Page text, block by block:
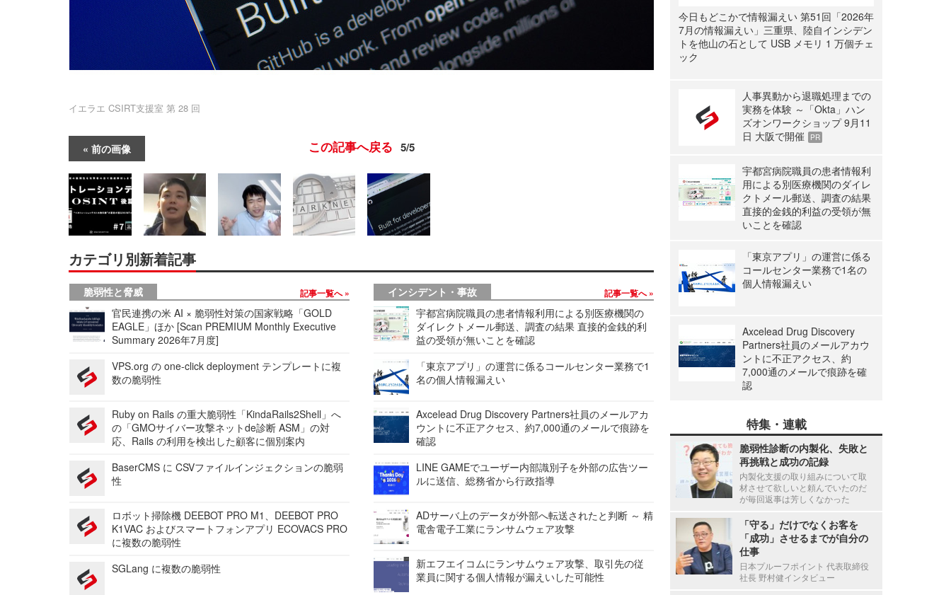
イエラエ CSIRT支援室 第 28 回
前の画像 この記事へ戻る 5/5
カテゴリ別新着記事
脆弱性と脅威 記事一覧へ
官民連携の米 AI × 脆弱性対策の国家戦略「GOLD
EAGLE」ほか [Scan PREMIUM Monthly Executive
Summary 2026年7月度]
VPS.org の one-click deployment テンプレートに複
数の脆弱性
Ruby on Rails の重大脆弱性「KindaRails2Shell」へ
の「GMOサイバー攻撃ネットde診断 ASM」の対
応、Rails の利用を検出した顧客に個別案内
BaserCMS に CSVファイルインジェクションの脆弱
性
ロボット掃除機 DEEBOT PRO M1、DEEBOT PRO
K1VAC およびスマートフォンアプリ ECOVACS PRO
に複数の脆弱性
SGLang に複数の脆弱性
インシデント・事故 記事一覧へ
宇都宮病院職員の患者情報利用による別医療機関の
ダイレクトメール郵送、調査の結果 直接的金銭的利
益の受領が無いことを確認
「東京アプリ」の運営に係るコールセンター業務で1
名の個人情報漏えい
Axcelead Drug Discovery Partners社員のメールアカ
ウントに不正アクセス、約7,000通のメールで痕跡を
確認
LINE GAMEでユーザー内部識別子を外部の広告ツー
ルに送信、総務省から行政指導
ADサーバ上のデータが外部へ転送されたと判断 ～ 精
電舎電子工業にランサムウェア攻撃
新エフエイコムにランサムウェア攻撃、取引先の従
業員に関する個人情報が漏えいした可能性
今日もどこかで情報漏えい 第51回「2026年
7月の情報漏えい」三重県、陸自インシデン
トを他山の石として USB メモリ 1 万個チェ
ック
人事異動から退職処理までの
実務を体験 ～「Okta」ハン
ズオンワークショップ 9月11
日 大阪で開催
PR
宇都宮病院職員の患者情報利
用による別医療機関のダイレ
クトメール郵送、調査の結果
直接的金銭的利益の受領が無
いことを確認
「東京アプリ」の運営に係る
コールセンター業務で1名の
個人情報漏えい
Axcelead Drug Discovery
Partners社員のメールアカウ
ントに不正アクセス、約
7,000通のメールで痕跡を確
認
特集・連載
脆弱性診断の内製化、失敗と
再挑戦と成功の記録
内製化支援の取り組みについて取
材させて欲しいと頼んでいたのだ
が毎回返事は芳しくなかった
「守る」だけでなくお客を
「成功」させるまでが自分の
仕事
日本プルーフポイント 代表取締役
社長 野村健インタビュー